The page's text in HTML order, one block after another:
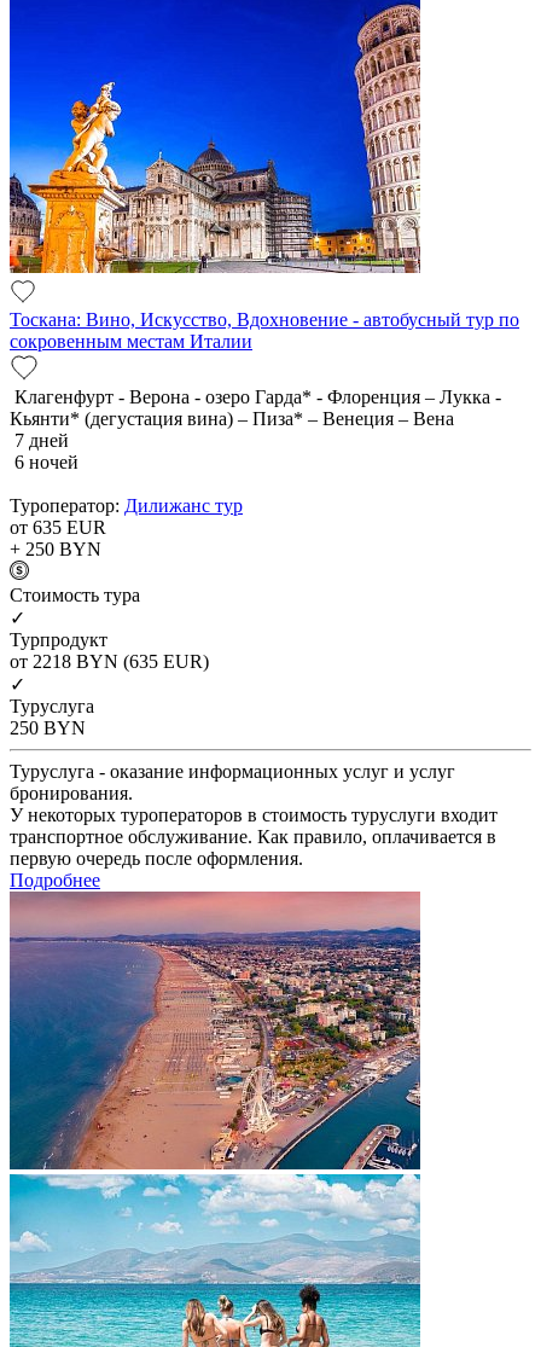
Тоскана: Вино, Искусство, Вдохновение - автобусный тур по
сокровенным местам Италии
Клагенфурт - Верона - озеро Гарда* - Флоренция – Лукка -
Кьянти* (дегустация вина) – Пиза* – Венеция – Вена
7 дней
6 ночей
Туроператор: Дилижанс тур
от 635 EUR
+ 250 BYN
Cтоимость тура
✓
Турпродукт
от 2218 BYN (635 EUR)
✓
Туруслуга
250 BYN
Туруслуга - оказание информационных услуг и услуг
бронирования.
У некоторых туроператоров в стоимость туруслуги входит
транспортное обслуживание. Как правило, оплачивается в
первую очередь после оформления.
Подробнее